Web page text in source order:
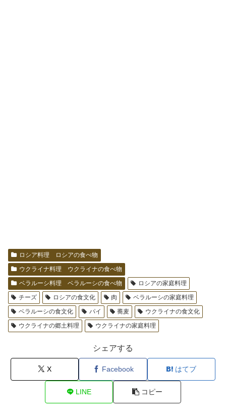
ロシア料理 ロシアの食べ物
ウクライナ料理 ウクライナの食べ物
ベラルーシ料理 ベラルーシの食べ物
ロシアの家庭料理
チーズ
ロシアの食文化 肉
ベラルーシの家庭料理
ベラルーシの食文化
パイ 蕎麦
ウクライナの食文化
ウクライナの郷土料理
ウクライナの家庭料理
シェアする
X Facebook はてブ
LINE コピー